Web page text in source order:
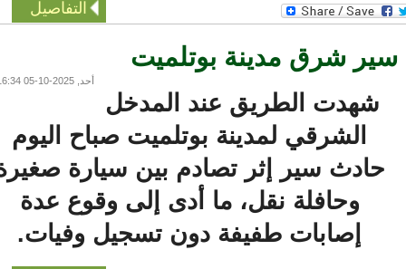
التفاصيل
شرق مدينة بوتلميت
شهدت الطريق عند المدخل
الشرقي لمدينة بوتلميت صباح اليوم
حادث سير إثر تصادم بين سيارة صغيرة
وحافلة نقل، ما أدى إلى وقوع عدة
إصابات طفيفة دون تسجيل وفيات.